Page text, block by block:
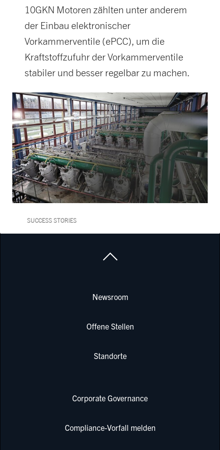
10GKN Motoren zählten unter anderem
der Einbau elektronischer
Vorkammerventile (ePCC), um die
Kraftstoffzufuhr der Vorkammerventile
stabiler und besser regelbar zu machen.
SUCCESS STORIES
Newsroom
Offene Stellen
Standorte
Corporate Governance
Compliance-Vorfall melden